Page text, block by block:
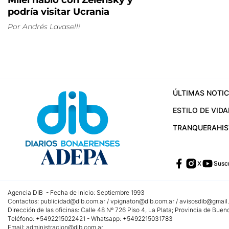
podría visitar Ucrania
Por Andrés Lavaselli
ÚLTIMAS
ESTILO DE VIDA
TRANQUERA
X
Agencia DIB - Fecha de Inicio: Septiembre 1993
Contactos: publicidad@dib.com.ar / vpignaton@dib.com.ar /
Dirección de las oficinas: Calle 48 Nº 726 Piso 4, La Plata; Provincia de
Teléfono: +5492215022421 - Whatsapp: +5492215031783
Email: administracion@dib.com.ar